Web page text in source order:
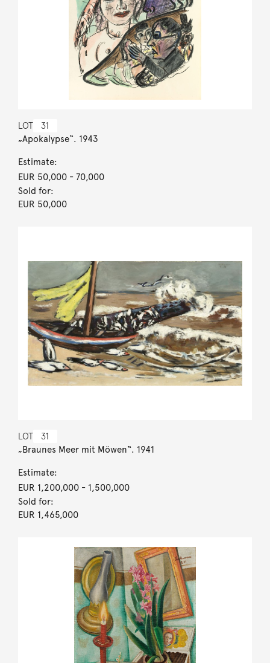
LOT 31
„Apokalypse“. 1943
Estimate:
EUR 50,000- 70,000
Sold for:
EUR 50,000
LOT 31
„Braunes Meer mit Möwen“. 1941
Estimate:
EUR 1,200,000- 1,500,000
Sold for:
EUR 1,465,000